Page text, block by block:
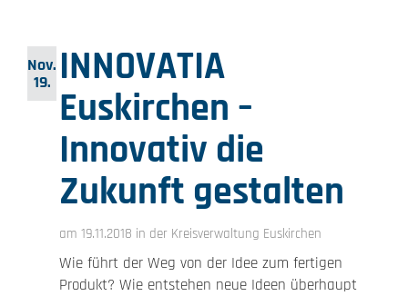
Nov.
19. INNOVATIA
Euskirchen –
Innovativ die
Zukunft gestalten
am 19.11.2018 in der Kreisverwaltung Euskirchen
Wie führt der Weg von der Idee zum fertigen
Produkt? Wie entstehen neue Ideen überhaupt